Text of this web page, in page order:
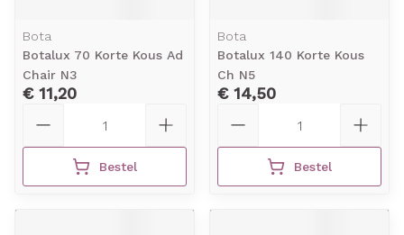
Bota
Botalux 70 Korte Kous Ad
Chair N3
€ 11,20
Bestel
Bota
Botalux 140 Korte Kous
Ch N5
€ 14,50
Bestel